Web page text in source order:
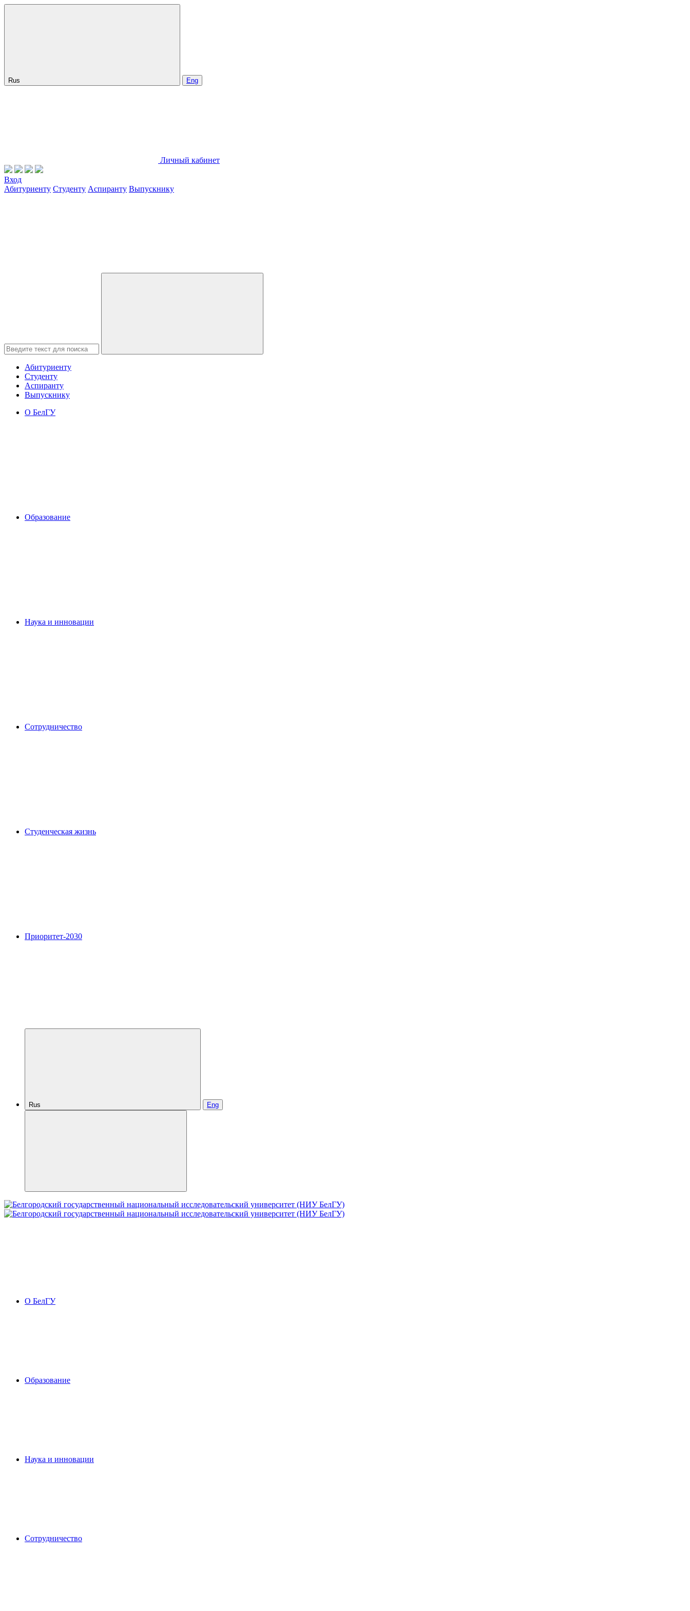
Rus Eng
Личный кабинет
Вход
Абитуриенту Студенту Аспиранту Выпускнику
Абитуриенту
Студенту
Аспиранту
Выпускнику
О БелГУ
Образование
Наука и инновации
Сотрудничество
Студенческая жизнь
Приоритет-2030
Rus Eng
О БелГУ
Образование
Наука и инновации
Сотрудничество